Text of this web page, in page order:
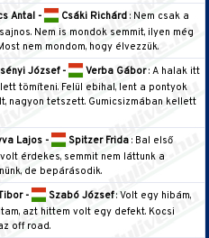
Antal - Csáki Richárd: Nem csak a
Nem is mondok semmit, ilyen még
nem mondom, hogy élvezzük.
József - Verba Gábor: A halak itt
tömíteni. Felül ebihal, lent a pontyok
nagyon tetszett. Gumicsizmában kellett
Lajos - Spitzer Frida: Bal első
érdekes, semmit nem láttunk a
de bepárásodik.
- Szabó József: Volt egy hibám,
azt hittem volt egy defekt. Kocsi
off road.